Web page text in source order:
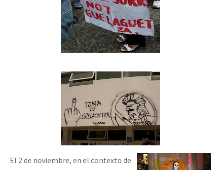
El 2 de noviembre, en el contexto de